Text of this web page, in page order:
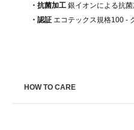
・抗菌加工 銀イオンによる抗菌
・認証 エコテックス規格100 -
HOW TO CARE